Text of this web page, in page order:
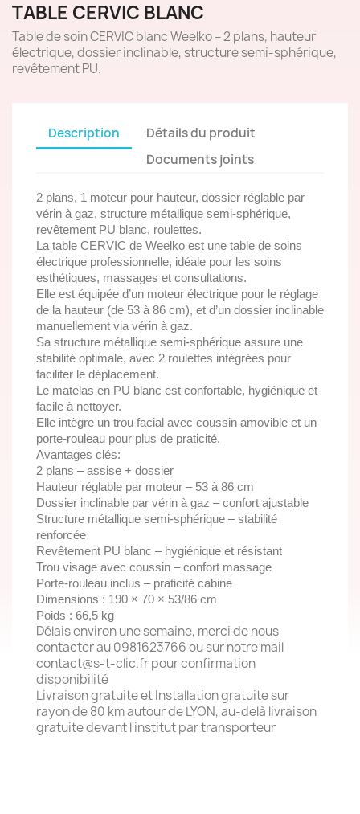
TABLE CERVIC BLANC
Table de soin CERVIC blanc Weelko – 2 plans, hauteur
électrique, dossier inclinable, structure semi-sphérique,
revêtement PU.
Description
Détails du produit
Documents joints
2 plans, 1 moteur pour hauteur, dossier réglable par
vérin à gaz, structure métallique semi-sphérique,
revêtement PU blanc, roulettes.
La table CERVIC de Weelko est une table de soins
électrique professionnelle, idéale pour les soins
esthétiques, massages et consultations.
Elle est équipée d’un moteur électrique pour le réglage
de la hauteur (de 53 à 86 cm), et d’un dossier inclinable
manuellement via vérin à gaz.
Sa structure métallique semi-sphérique assure une
stabilité optimale, avec 2 roulettes intégrées pour
faciliter le déplacement.
Le matelas en PU blanc est confortable, hygiénique et
facile à nettoyer.
Elle intègre un trou facial avec coussin amovible et un
porte-rouleau pour plus de praticité.
Avantages clés:
2 plans – assise + dossier
Hauteur réglable par moteur – 53 à 86 cm
Dossier inclinable par vérin à gaz – confort ajustable
Structure métallique semi-sphérique – stabilité
renforcée
Revêtement PU blanc – hygiénique et résistant
Trou visage avec coussin – confort massage
Porte-rouleau inclus – praticité cabine
Dimensions : 190 × 70 × 53/86 cm
Poids : 66,5 kg
Délais environ une semaine, merci de nous
contacter au 0981623766 ou sur notre mail
contact@s-t-clic.fr pour confirmation
disponibilité
Livraison gratuite et Installation gratuite sur
rayon de 80 km autour de LYON, au-delà livraison
gratuite devant l'institut par transporteur